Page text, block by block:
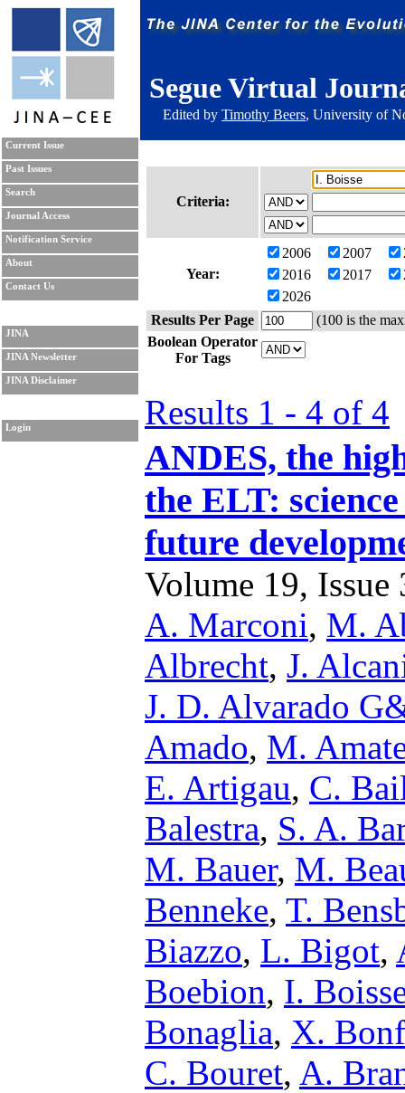
Segue Virtual
Edited by Timothy Beers, University of
Current Issue
Past Issues
Search
Journal Access
Notification Service
About
Contact Us
JINA
JINA Newsletter
JINA Disclaimer
Login
Criteria:
Year:
2006 2007
2016
2017
2026
Results Per Page
(100 is the
Boolean Operator
For Tags
Results 1 - 4 of 4
ANDES, the
the ELT:
future
Volume 19,
A. Marconi, M.
Albrecht, J.
J. D. Alvarado
Amado, M.
E. Artigau, C.
Balestra, S. A.
M. Bauer, M.
Benneke, T.
Biazzo, L. Bigot,
Boebion, I.
Bonaglia, X.
C. Bouret, A.